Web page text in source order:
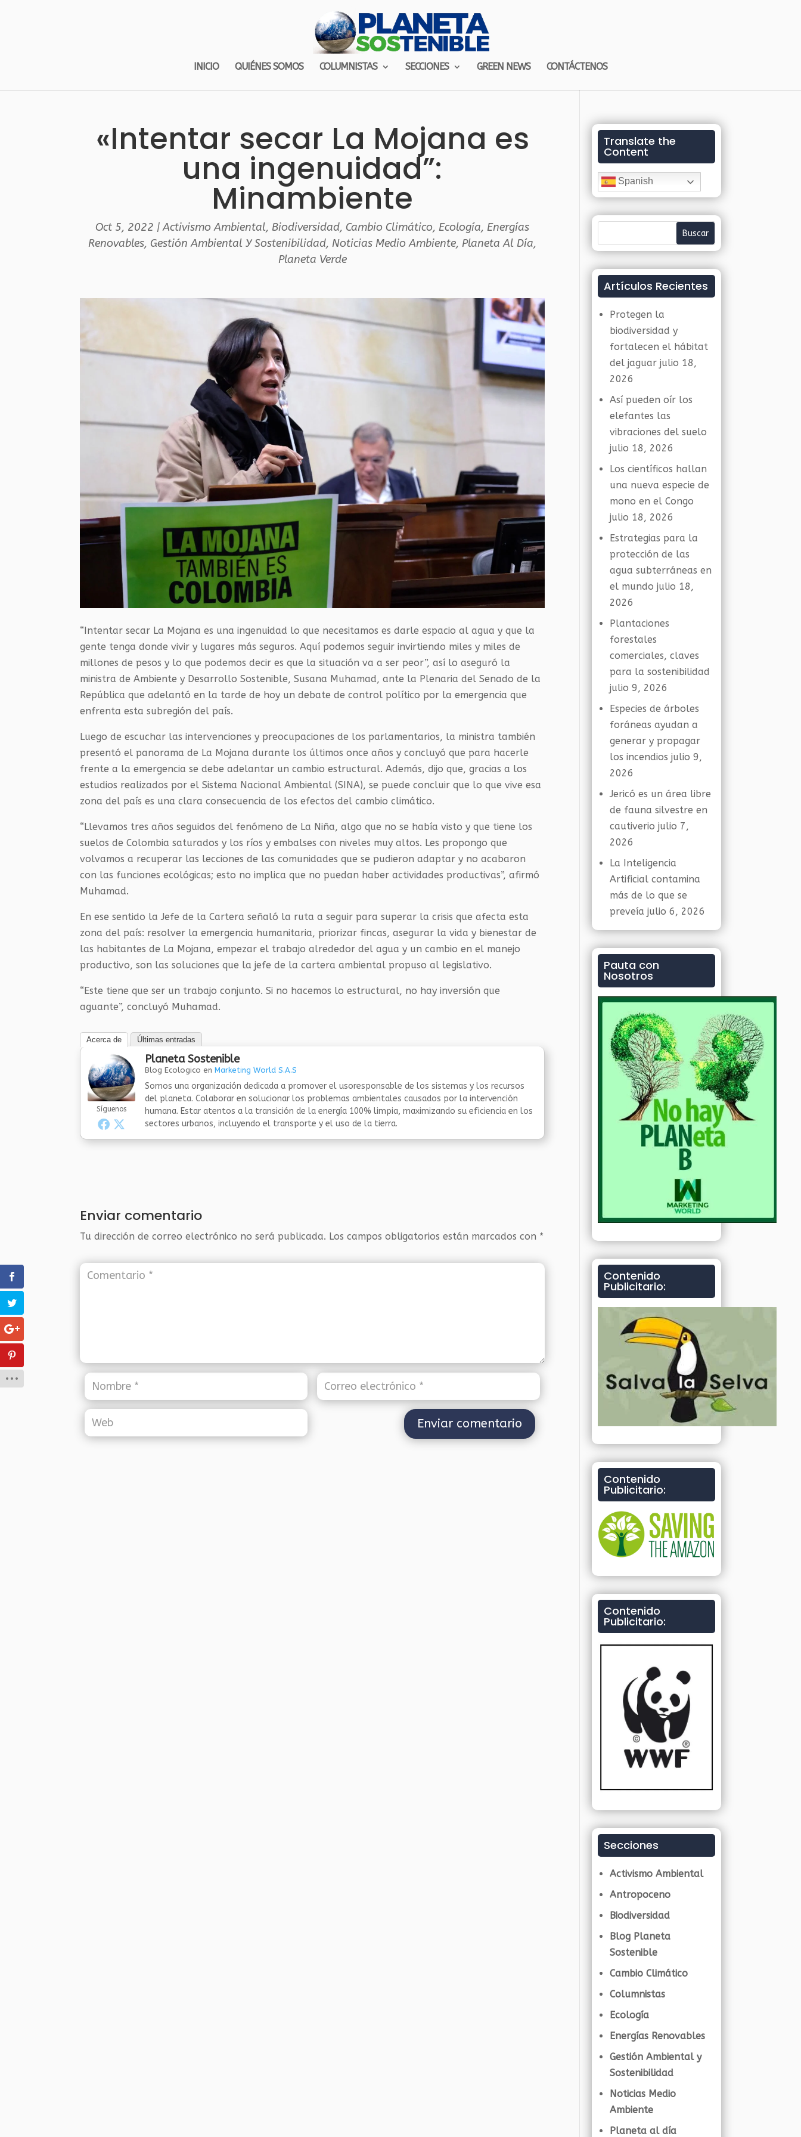
INICIO QUIÉNES SOMOS COLUMNISTAS SECCIONES GREEN NEWS CONTÁCTENOS
«Intentar secar La Mojana es
una ingenuidad”:
Minambiente
Oct 5, 2022 |Activismo Ambiental, Biodiversidad, Cambio Climático,Ecología,Energías
Renovables, Gestión Ambiental Y Sostenibilidad,Noticias Medio Ambiente,Planeta Al Día,
Planeta Verde
“Intentar secar La Mojana es una ingenuidad lo que necesitamos es darle espacio al agua y que la
gente tenga donde vivir y lugares más seguros. Aquí podemos seguir invirtiendo miles y miles de
millones de pesos y lo que podemos decir es que la situación va a ser peor”, así lo aseguró la
ministra de Ambiente y Desarrollo Sostenible, Susana Muhamad, ante la Plenaria del Senado de la
República que adelantó en la tarde de hoy un debate de control político por la emergencia que
enfrenta esta subregión del país.
Luego de escuchar las intervenciones y preocupaciones de los parlamentarios, la ministra también
presentó el panorama de La Mojana durante los últimos once años y concluyó que para hacerle
frente a la emergencia se debe adelantar un cambio estructural. Además, dijo que, gracias a los
estudios realizados por el Sistema Nacional Ambiental (SINA), se puede concluir que lo que vive esa
zona del país es una clara consecuencia de los efectos del cambio climático.
“Llevamos tres años seguidos del fenómeno de La Niña, algo que no se había visto y que tiene los
suelos de Colombia saturados y los ríos y embalses con niveles muy altos. Les propongo que
volvamos a recuperar las lecciones de las comunidades que se pudieron adaptar y no acabaron
con las funciones ecológicas; esto no implica que no puedan haber actividades productivas”, afirmó
Muhamad.
En ese sentido la Jefe de la Cartera señaló la ruta a seguir para superar la crisis que afecta esta
zona del país: resolver la emergencia humanitaria, priorizar fincas, asegurar la vida y bienestar de
las habitantes de La Mojana, empezar el trabajo alrededor del agua y un cambio en el manejo
productivo, son las soluciones que la jefe de la cartera ambiental propuso al legislativo.
“Este tiene que ser un trabajo conjunto. Si no hacemos lo estructural, no hay inversión que
aguante”, concluyó Muhamad.
Acerca de Últimas entradas
Síguenos
Planeta Sostenible
Blog Ecologico enMarketing World S.A.S
Somos una organización dedicada a promover el usoresponsable de los sistemas y los recursos
del planeta. Colaborar en solucionar los problemas ambientales causados por la intervención
humana. Estar atentos a la transición de la energía 100% limpia, maximizando su eficiencia en los
sectores urbanos, incluyendo el transporte y el uso de la tierra.
Enviar comentario
Tu dirección de correo electrónico no será publicada. Los campos obligatorios están marcados con *
Translate the
Content
Spanish
Artículos Recientes
Protegen la
biodiversidad y
fortalecen el hábitat
del jaguar julio 18,
2026
Así pueden oír los
elefantes las
vibraciones del suelo
julio 18, 2026
Los científicos hallan
una nueva especie de
mono en el Congo
julio 18, 2026
Estrategias para la
protección de las
agua subterráneas en
el mundo julio 18,
2026
Plantaciones
forestales
comerciales, claves
para la sostenibilidad
julio 9, 2026
Especies de árboles
foráneas ayudan a
generar y propagar
los incendios julio 9,
2026
Jericó es un área libre
de fauna silvestre en
cautiverio julio 7,
2026
La Inteligencia
Artificial contamina
más de lo que se
preveía julio 6, 2026
Pauta con
Nosotros
Contenido
Publicitario:
Contenido
Publicitario:
Contenido
Publicitario:
Secciones
Activismo Ambiental
Antropoceno
Biodiversidad
Blog Planeta
Sostenible
Cambio Climático
Columnistas
Ecología
Energías Renovables
Gestión Ambiental y
Sostenibilidad
Noticias Medio
Ambiente
Planeta al día